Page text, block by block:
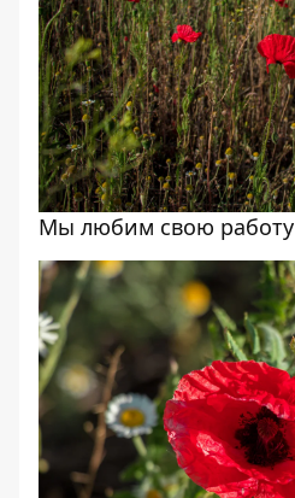
Мы любим свою работу